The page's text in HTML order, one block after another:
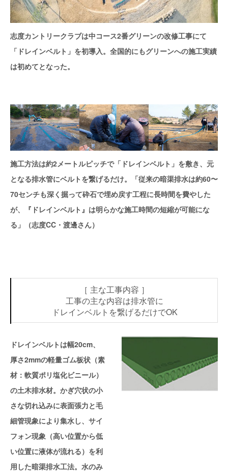
志度カントリークラブは中コース2番グリーンの改修工事にて
「ドレインベルト」を初導入。全国的にもグリーンへの施工実績
は初めてとなった。
施工方法は約2メートルピッチで「ドレインベルト」を敷き、元
となる排水管にベルトを繋げるだけ。「従来の暗渠排水は約60〜
70センチも深く掘って砕石で埋め戻す工程に長時間を費やした
が、『ドレインベルト』は明らかな施工時間の短縮が可能にな
る」（志度CC・渡邊さん）
［ 主な工事内容 ］
工事の主な内容は排水管に
ドレインベルトを繋げるだけでOK
ドレインベルトは幅20cm、
厚さ2mmの軽量ゴム板状（素
材：軟質ポリ塩化ビニール）
の土木排水材。かぎ穴状の小
さな切れ込みに表面張力と毛
細管現象により集水し、サイ
フォン現象（高い位置から低
い位置に液体が流れる）を利
用した暗渠排水工法。水のみ